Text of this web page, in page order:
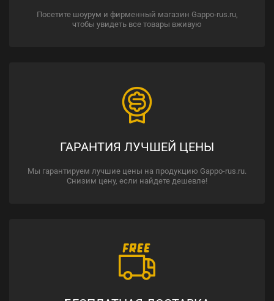
Посетите шоурум и фирменный магазин Gappo-rus.ru,
чтобы увидеть все товары вживую
ГАРАНТИЯ ЛУЧШЕЙ ЦЕНЫ
Мы гарантируем лучшие цены на продукцию Gappo-rus.ru.
Снизим цену, если найдете дешевле!